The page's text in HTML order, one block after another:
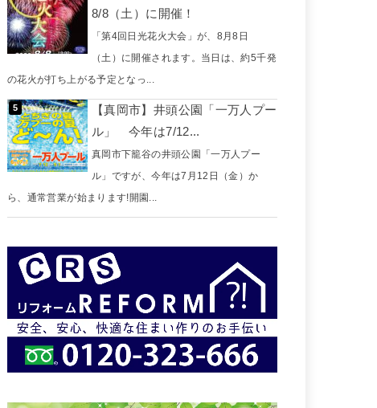
8/8（土）に開催！
「第4回日光花火大会」が、8月8日
（土）に開催されます。当日は、約5千発
の花火が打ち上がる予定となっ...
【真岡市】井頭公園「一万人プー
ル」 今年は7/12...
真岡市下籠谷の井頭公園「一万人プー
ル」ですが、今年は7月12日（金）か
ら、通常営業が始まります!開園...